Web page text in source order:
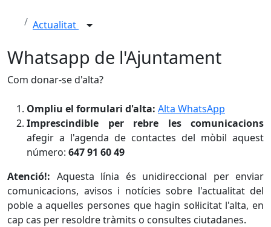
Actualitat
Whatsapp de l'Ajuntament
Com donar-se d'alta?
Ompliu el formulari d'alta: Alta WhatsApp
Imprescindible per rebre les comunicacions
afegir a l'agenda de contactes del mòbil aquest
número: 647 91 60 49
Atenció!: Aquesta línia és unidireccional per enviar
comunicacions, avisos i notícies sobre l'actualitat del
poble a aquelles persones que hagin sol·licitat l'alta, en
cap cas per resoldre tràmits o consultes ciutadanes.